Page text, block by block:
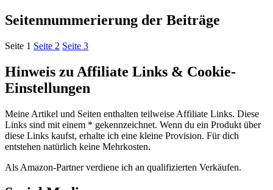
Seitennummerierung der Beiträge
Seite 1 Seite 2 Seite 3
Hinweis zu Affiliate Links & Cookie-
Einstellungen
Meine Artikel und Seiten enthalten teilweise Affiliate Links. Diese
Links sind mit einem * gekennzeichnet. Wenn du ein Produkt über
diese Links kaufst, erhalte ich eine kleine Provision. Für dich
entstehen natürlich keine Mehrkosten.
Als Amazon-Partner verdiene ich an qualifizierten Verkäufen.